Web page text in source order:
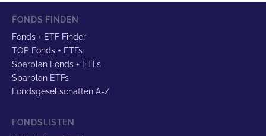
FONDS FINDEN
Fonds + ETF Finder
TOP Fonds + ETFs
Sparplan Fonds + ETFs
Sparplan ETFs
Fondsgesellschaften A-Z
FONDSLISTEN